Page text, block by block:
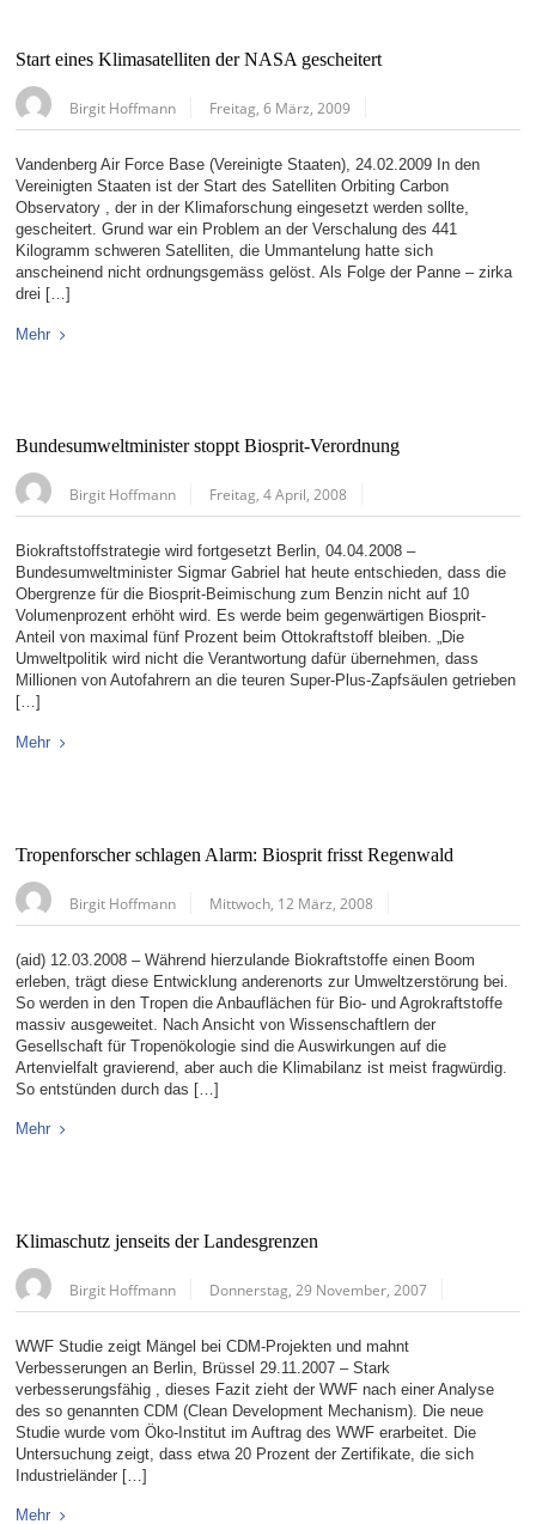
Start eines Klimasatelliten der NASA gescheitert
Birgit Hoffmann Freitag, 6 März, 2009
Vandenberg Air Force Base (Vereinigte Staaten), 24.02.2009 In den
Vereinigten Staaten ist der Start des Satelliten Orbiting Carbon
Observatory , der in der Klimaforschung eingesetzt werden sollte,
gescheitert. Grund war ein Problem an der Verschalung des 441
Kilogramm schweren Satelliten, die Ummantelung hatte sich
anscheinend nicht ordnungsgemäss gelöst. Als Folge der Panne – zirka
drei […]
Mehr
Bundesumweltminister stoppt Biosprit-Verordnung
Birgit Hoffmann Freitag, 4 April, 2008
Biokraftstoffstrategie wird fortgesetzt Berlin, 04.04.2008 –
Bundesumweltminister Sigmar Gabriel hat heute entschieden, dass die
Obergrenze für die Biosprit-Beimischung zum Benzin nicht auf 10
Volumenprozent erhöht wird. Es werde beim gegenwärtigen Biosprit-
Anteil von maximal fünf Prozent beim Ottokraftstoff bleiben. „Die
Umweltpolitik wird nicht die Verantwortung dafür übernehmen, dass
Millionen von Autofahrern an die teuren Super-Plus-Zapfsäulen getrieben
[…]
Mehr
Tropenforscher schlagen Alarm: Biosprit frisst Regenwald
Birgit Hoffmann Mittwoch, 12 März, 2008
(aid) 12.03.2008 – Während hierzulande Biokraftstoffe einen Boom
erleben, trägt diese Entwicklung anderenorts zur Umweltzerstörung bei.
So werden in den Tropen die Anbauflächen für Bio- und Agrokraftstoffe
massiv ausgeweitet. Nach Ansicht von Wissenschaftlern der
Gesellschaft für Tropenökologie sind die Auswirkungen auf die
Artenvielfalt gravierend, aber auch die Klimabilanz ist meist fragwürdig.
So entstünden durch das […]
Mehr
Klimaschutz jenseits der Landesgrenzen
Birgit Hoffmann Donnerstag, 29 November, 2007
WWF Studie zeigt Mängel bei CDM-Projekten und mahnt
Verbesserungen an Berlin, Brüssel 29.11.2007 – Stark
verbesserungsfähig , dieses Fazit zieht der WWF nach einer Analyse
des so genannten CDM (Clean Development Mechanism). Die neue
Studie wurde vom Öko-Institut im Auftrag des WWF erarbeitet. Die
Untersuchung zeigt, dass etwa 20 Prozent der Zertifikate, die sich
Industrieländer […]
Mehr